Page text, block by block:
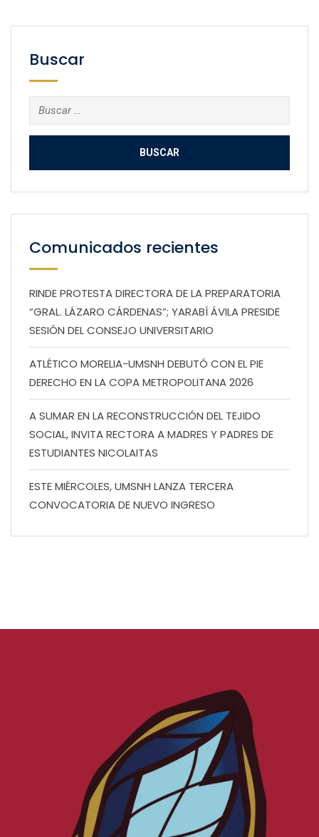
Buscar
Buscar:
Comunicados recientes
RINDE PROTESTA DIRECTORA DE LA PREPARATORIA
“GRAL. LÁZARO CÁRDENAS”; YARABÍ ÁVILA PRESIDE
SESIÓN DEL CONSEJO UNIVERSITARIO
ATLÉTICO MORELIA-UMSNH DEBUTÓ CON EL PIE
DERECHO EN LA COPA METROPOLITANA 2026
A SUMAR EN LA RECONSTRUCCIÓN DEL TEJIDO
SOCIAL, INVITA RECTORA A MADRES Y PADRES DE
ESTUDIANTES NICOLAITAS
ESTE MIÉRCOLES, UMSNH LANZA TERCERA
CONVOCATORIA DE NUEVO INGRESO